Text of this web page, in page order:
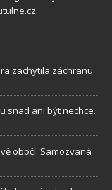
.
zachytila záchranu
snad ani být nechce.
obočí. Samozvaná